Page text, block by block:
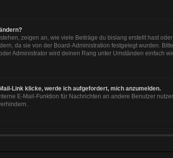
zeigen an, wie viele Beiträge du bislang erstellt hast
da sie von der Board-Administration festgelegt wurden.
Administrator wird deinen Rang unter Umständen einfach
Link klicke, werde ich aufgefordert, mich anzumelden.
E-Mail-Funktion für Nachrichten an andere Benutzer